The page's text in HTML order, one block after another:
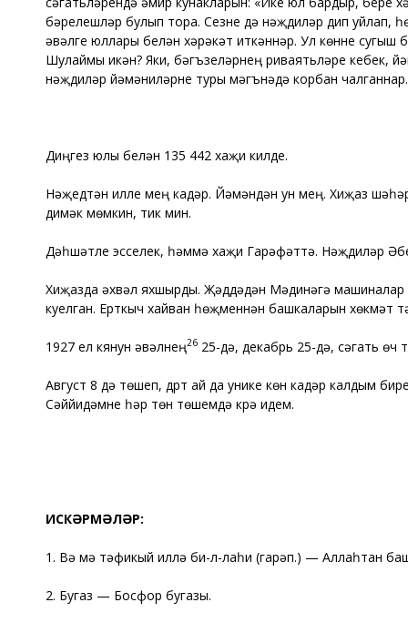
бәрелешләр булып тора. Сезне дә нәҗдиләр дип уйлап,
әүвәлге юллары белән хәрәкәт иткәннәр. Ул көнне сугыш
Шулаймы икән? Яки, бәгъзеләрнең риваятьләре кебек,
нәҗдиләр йәмәниләрне туры мәгънәдә корбан
Диңгез юлы белән 135 442 хаҗи килде.
Нәҗедтән илле мең кадәр. Йәмәндән ун мең. Хиҗаз
димәк мөмкин, тик мин.
Дәһшәтле эсселек, һәммә хаҗи Гарәфәттә. Нәҗдиләр
Хиҗазда әхвәл яхшырды. Җәддәдән Мәдинәгә машиналар
куелган. Ерткыч хайван һөҗүменнән башкаларын
1927 ел кянун әүвәлнең26 25-дә, декабрь 25-дә, сәгать өч
Август 8 дә төшеп, дүрт ай да унике көн кадәр калдым
Сәййидәмне һәр төн төшемдә күрә идем.
ИСКӘРМӘЛӘР:
1. Вә мә тәүфикый иллә би-л-лаһи (гарәп.) — Аллаһтан
2. Бугаз — Босфор бугазы.